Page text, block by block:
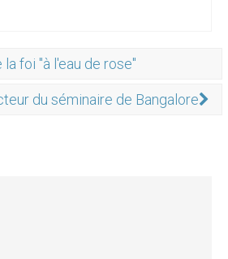
foi "à l'eau de rose"
du séminaire de Bangalore